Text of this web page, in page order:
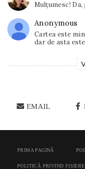
Mulțumesc! Da,
Anonymous
Cartea este
dar de asta
EMAIL
PRIMA PAGINĂ
POLITICĂ PRIVIND